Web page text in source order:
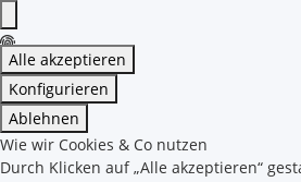
Alle akzeptieren
Konfigurieren
Ablehnen
Wie wir Cookies & Co nutzen
Durch Klicken auf „Alle akzeptieren“